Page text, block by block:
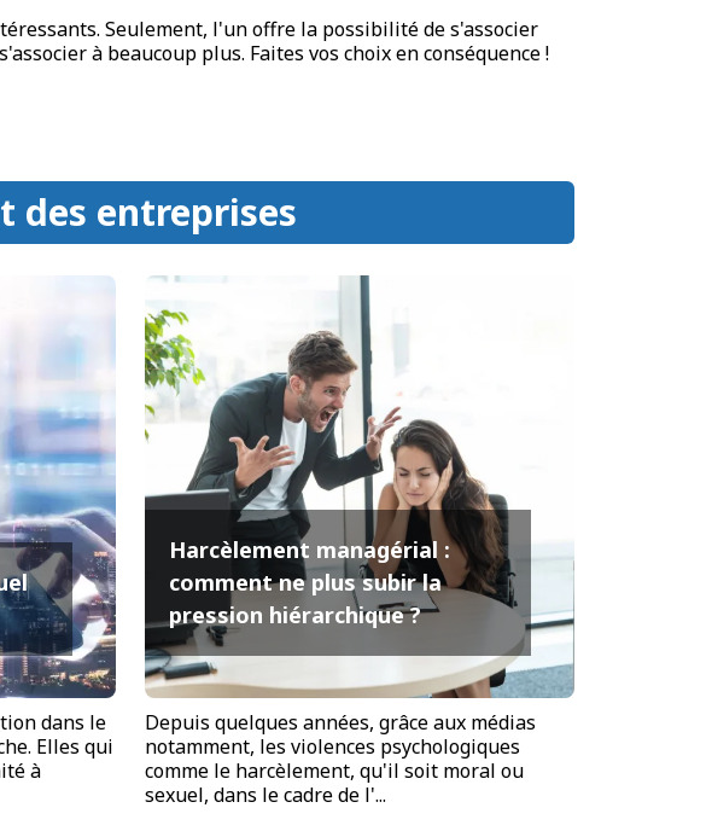
Seulement, l'un offre la possibilité de s'associer
à beaucoup plus. Faites vos choix en conséquence !
des entreprises
dans le
Elles qui
à
Harcèlement managérial :
comment ne plus subir la
pression hiérarchique ?
Depuis quelques années, grâce aux médias
notamment, les violences psychologiques
comme le harcèlement, qu'il soit moral ou
sexuel, dans le cadre de l'...